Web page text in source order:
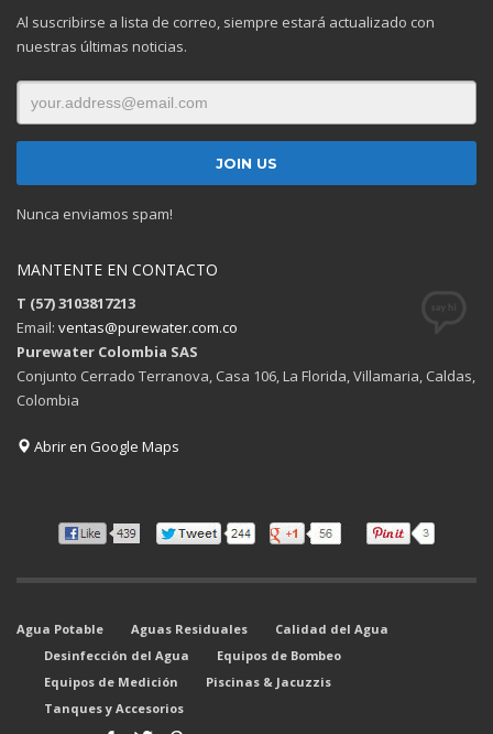
Al suscribirse a lista de correo, siempre estará actualizado con
nuestras últimas noticias.
Nunca enviamos spam!
MANTENTE EN CONTACTO
T (57) 3103817213
Email: ventas@purewater.com.co
Purewater Colombia SAS
Conjunto Cerrado Terranova, Casa 106, La Florida, Villamaria, Caldas,
Colombia
Abrir en Google Maps
Agua Potable Aguas Residuales
Calidad del Agua
Desinfección del Agua
Equipos de Bombeo
Equipos de Medición
Piscinas & Jacuzzis
Tanques y Accesorios